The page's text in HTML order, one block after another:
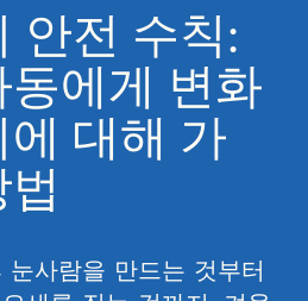
안전 수칙:
동에게 변화
대해 가
사람을 만드는 것부터